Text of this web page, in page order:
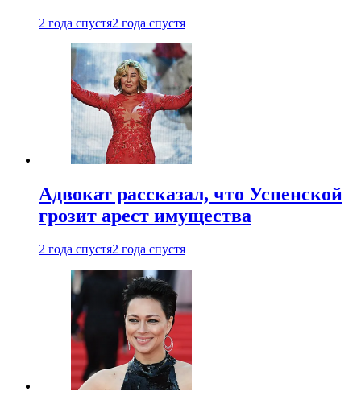
2 года спустя2 года спустя
Адвокат рассказал, что Успенской
грозит арест имущества
2 года спустя2 года спустя